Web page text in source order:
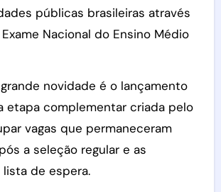
públicas brasileiras através
Nacional do Ensino Médio
novidade é o lançamento
etapa complementar criada pelo
vagas que permaneceram
a seleção regular e as
de espera.